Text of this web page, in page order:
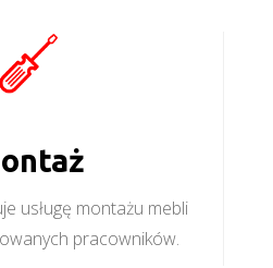
usługę montażu mebli
pracowników.